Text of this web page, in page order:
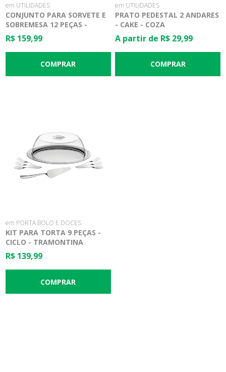
em UTILIDADES
CONJUNTO PARA SORVETE E
SOBREMESA 12 PEÇAS -
JORNATA - BRINOX
R$ 159,99
em UTILIDADES
PRATO PEDESTAL 2 ANDARES
- CAKE - COZA
A partir de R$ 29,99
em PORTA BOLO E DOCES
KIT PARA TORTA 9 PEÇAS -
CICLO - TRAMONTINA
R$ 139,99